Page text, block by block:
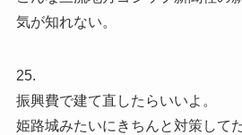
気が知れない。
25.
振興費で建て直したらいいよ。
姫路城みたいにきちんと対策して